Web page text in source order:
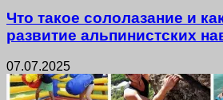
Что такое сололазание и
развитие альпинистских
07.07.2025